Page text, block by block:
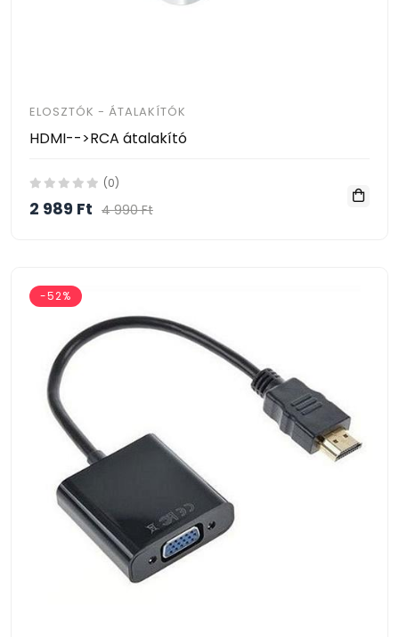
ELOSZTÓK - ÁTALAKÍTÓK
HDMI-->RCA átalakító
(0)
2 989 Ft 4 990 Ft
-52%